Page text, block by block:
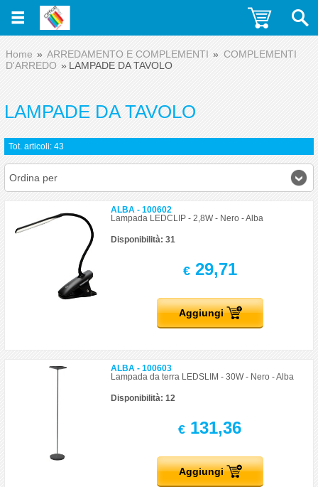
Home ARREDAMENTO E COMPLEMENTI
COMPLEMENTI
D'ARREDO
LAMPADE DA TAVOLO
LAMPADE DA TAVOLO
Tot. articoli: 43
Ordina per
ALBA - 100602
Lampada LEDCLIP - 2,8W - Nero - Alba
Disponibilità: 31
€29,71
Aggiungi
ALBA - 100603
Lampada da terra LEDSLIM - 30W - Nero - Alba
Disponibilità: 12
€ 131,36
Aggiungi